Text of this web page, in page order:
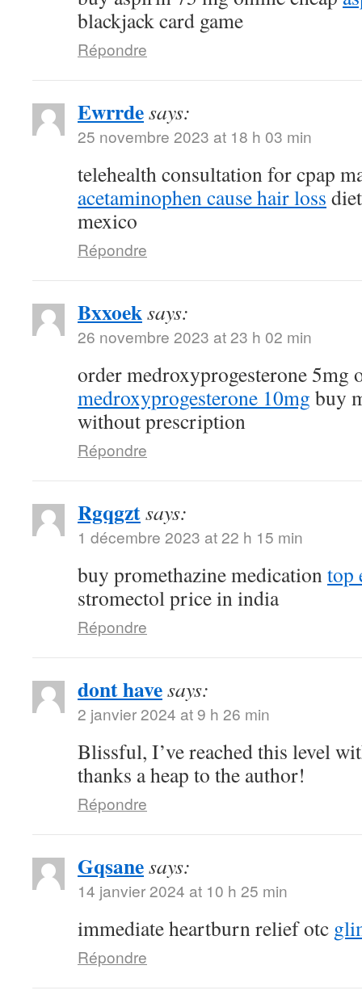
blackjack card game
Répondre
Ewrrdesays:
25 novembre 2023 at 18 h 03 min
telehealth consultation for cpap
acetaminophen cause hair loss
mexico
Répondre
Bxxoeksays:
26 novembre 2023 at 23 h 02 min
order medroxyprogesterone 5mg
medroxyprogesterone 10mg buy
without prescription
Répondre
Rgqgztsays:
1 décembre 2023 at 22 h 15 min
buy promethazine medicationtop
stromectol price in india
Répondre
dont havesays:
2 janvier 2024 at 9 h 26 min
Blissful, I’ve reached this level
thanks a heap to the author!
Répondre
Gqsanesays:
14 janvier 2024 at 10 h 25 min
immediate heartburn relief otc
Répondre